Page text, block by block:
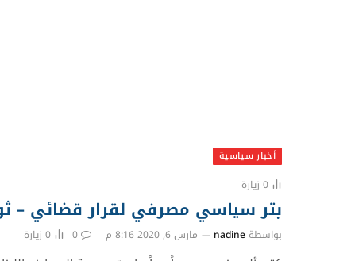
أخبار سياسية
0 زيارة
بتر سياسي مصرفي لقرار قضائي –
بواسطة nadine مارس 6, 2020 8:16 م 0
0 زيارة